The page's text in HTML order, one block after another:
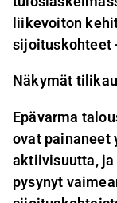
liikevoiton
sijoituskohteet
Näkymät
Epävarma
ovat painaneet
aktiivisuutta, ja
pysynyt